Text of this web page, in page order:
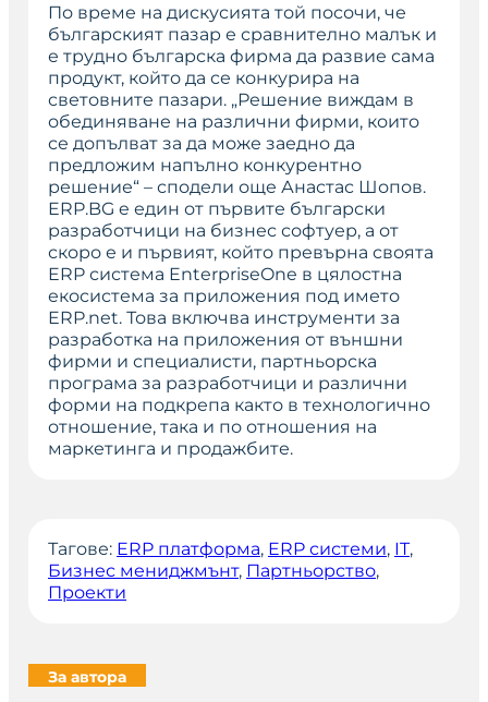
По време на дискусията той посочи, че
българският пазар е сравнително малък и
е трудно българска фирма да развие сама
продукт, който да се конкурира на
световните пазари. „Решение виждам в
обединяване на различни фирми, които
се допълват за да може заедно да
предложим напълно конкурентно
решение“ – сподели още Анастас Шопов.
ERP.BG e един от първите български
разработчици на бизнес софтуер, а от
скоро е и първият, който превърна своята
ERP система EnterpriseOne в цялостна
екосистема за приложения под името
ERP.net. Това включва инструменти за
разработка на приложения от външни
фирми и специалисти, партньорска
програма за разработчици и различни
форми на подкрепа както в технологично
отношение, така и по отношения на
маркетинга и продажбите.
Тагове: ERP платформа, ERP системи, IT
Бизнес мениджмънт, Партньорство
Проекти
За автора